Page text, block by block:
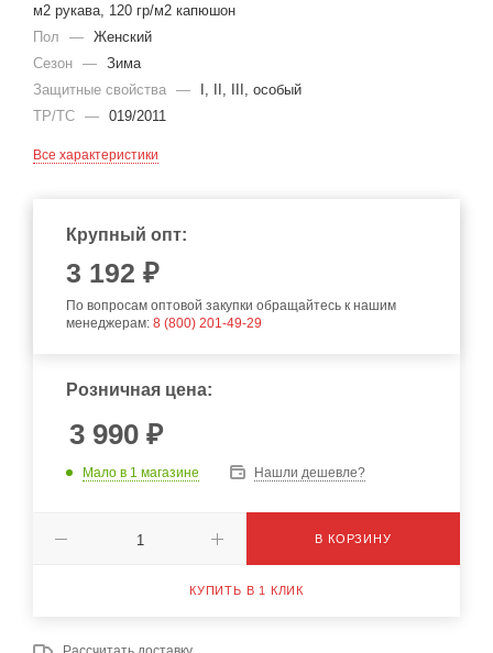
м2 рукава, 120 гр/м2 капюшон
Пол
— Женский
Сезон — Зима
Защитные свойства —
I, II, III, особый
ТР/ТС — 019/2011
Все характеристики
Крупный опт:
3 192 ₽
По вопросам оптовой закупки обращайтесь к нашим
менеджерам: 8 (800) 201-49-29
Розничная цена:
3 990 ₽
Мало в 1 магазине Нашли дешевле?
В КОРЗИНУ
КУПИТЬ В 1 КЛИК